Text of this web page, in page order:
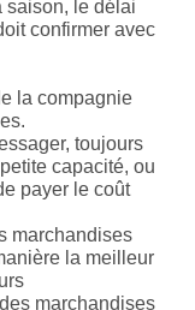
saison, le délai
confirmer avec
la compagnie
toujours
capacité, ou
payer le coût
marchandises
la meilleur
marchandises